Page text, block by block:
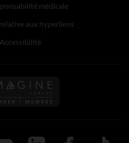
médicale
aux hyperliens
Accessibilité